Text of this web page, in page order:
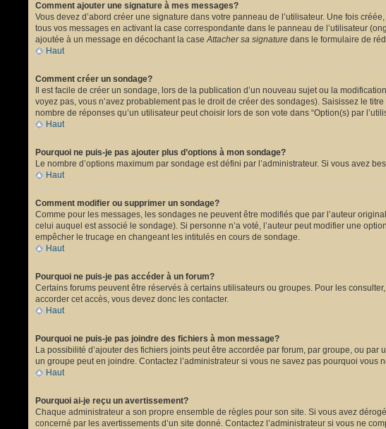
Comment ajouter une signature à mes messages?
Vous devez d’abord créer une signature dans votre panneau de l’utilisateur. Une fois
tous vos messages en activant la case correspondante dans le panneau de l’utilisateur
ajoutée à un message en décochant la caseAttacher sa signature dans le formulaire de
Haut
Comment créer un sondage?
Il est facile de créer un sondage, lors de la publication d’un nouveau sujet ou la
voyez pas, vous n’avez probablement pas le droit de créer des sondages). Saisissez le
nombre de réponses qu’un utilisateur peut choisir lors de son vote dans “Option(s) par
Haut
Pourquoi ne puis-je pas ajouter plus d’options à mon sondage?
Le nombre d’options maximum par sondage est défini par l’administrateur. Si vous avez
Haut
Comment modifier ou supprimer un sondage?
Comme pour les messages, les sondages ne peuvent être modifiés que par l’auteur
celui auquel est associé le sondage). Si personne n’a voté, l’auteur peut modifier une
empêcher le trucage en changeant les intitulés en cours de sondage.
Haut
Pourquoi ne puis-je pas accéder à un forum?
Certains forums peuvent être réservés à certains utilisateurs ou groupes. Pour les
accorder cet accès, vous devez donc les contacter.
Haut
Pourquoi ne puis-je pas joindre des fichiers à mon message?
La possibilité d’ajouter des fichiers joints peut être accordée par forum, par groupe, ou
un groupe peut en joindre. Contactez l’administrateur si vous ne savez pas pourquoi vous
Haut
Pourquoi ai-je reçu un avertissement?
Chaque administrateur a son propre ensemble de règles pour son site. Si vous avez
concerné par les avertissements d’un site donné. Contactez l’administrateur si vous ne